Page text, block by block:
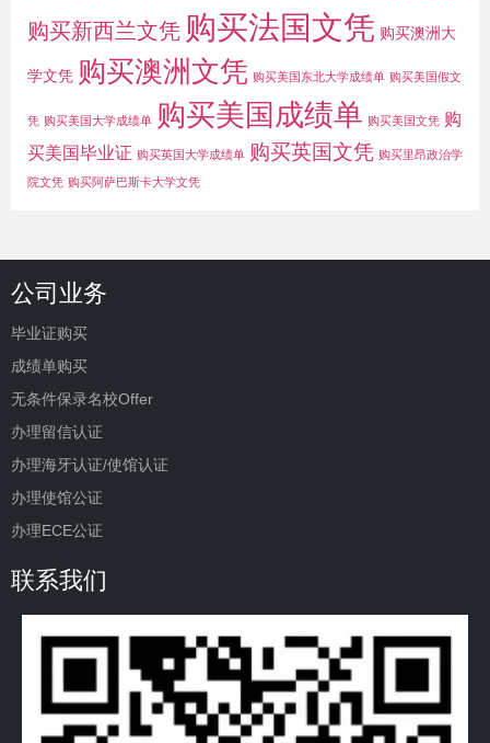
购买新西兰文凭 购买法国文凭 购买澳洲大
学文凭 购买澳洲文凭 购买美国东北大学成绩单 购买美国假文
凭 购买美国大学成绩单 购买美国成绩单 购买美国文凭 购
买美国毕业证 购买英国大学成绩单 购买英国文凭 购买里昂政治学
院文凭 购买阿萨巴斯卡大学文凭
公司业务
毕业证购买
成绩单购买
无条件保录名校Offer
办理留信认证
办理海牙认证/使馆认证
办理使馆公证
办理ECE公证
联系我们